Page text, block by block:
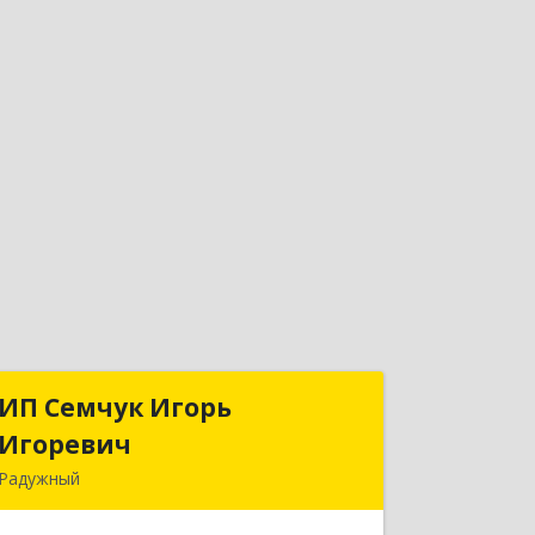
ИП Семчук Игорь
Игоревич
Радужный
ИП Семчук Игорь